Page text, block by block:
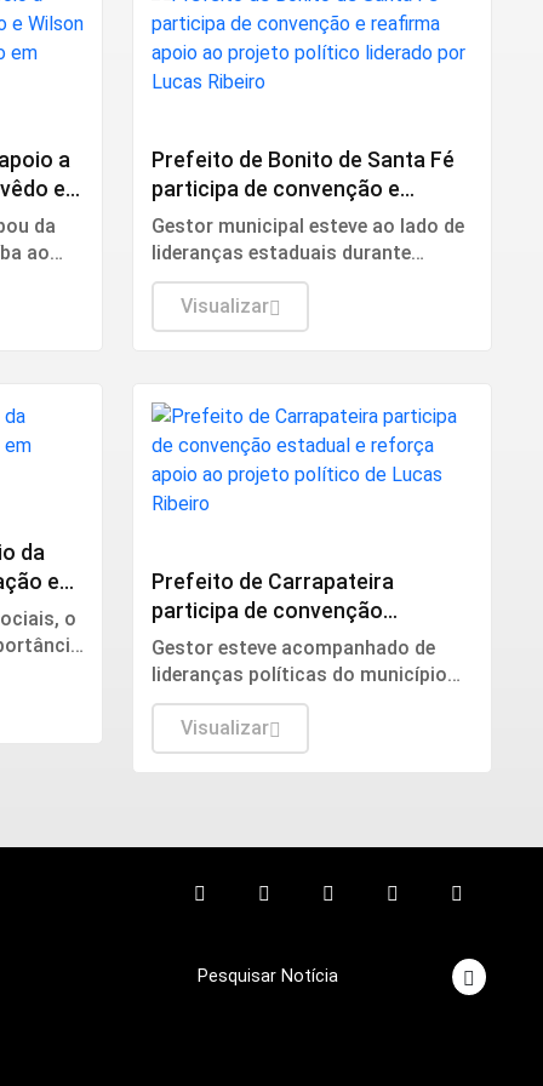
a
e
da
ao
as
Prefeito de Bonito de Santa Fé
participa de convenção e
reafirma apoio ao projeto
político liderado por Lucas
Ribeiro
Gestor municipal esteve ao lado de
lideranças estaduais durante
convenção que oficializou
candidaturas para as eleições de
2026 e destacou compromisso
Visualizar
da
em
o
Prefeito de Carrapateira
participa de convenção
estadual e reforça apoio ao
projeto político de Lucas Ribeiro
Gestor esteve acompanhado de
lideranças políticas do município
durante o evento que oficializou a
candidatura de Lucas Ribeiro ao
Governo da Paraíba para as
Visualizar
Pesquisar Notícia